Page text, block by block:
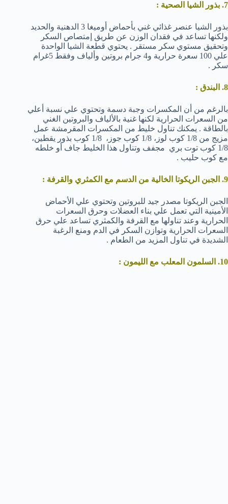
7. بذور الشيا الصحية :
بذور الشيا عنصر غذائي غني بأحماض أوميغا 3 الدهنية والحديد
ولكنها تساعد في فقدان الوزن عن طريق إمتصاص السكر
وتحقيق مستوي سكر مستقر . يحتوي قطعة الشيا الواحدة
علي 100 سعرة حرارية و4 جرام بروتين وألياف وفقط 5غرام
سكر .
8. البندق :
بالرغم من أن المكسرات وجبة دسمة وتحتوي علي نسبة أعلي
من السعرات الحرارية لكنها غنية بالألياف والبروتين الغني
بالطاقة . يمكنك تناول خليط من المكسرات المقرمشة عمل
مزيج من 1/8 كوب لوز، 1/8 كوب جوز، 1/8 كوب بذور يقطين،
1/8 كوب توت بري مجفف وتناول هذا الخليط جاف أو خلطه
مع كوب حليب .
9. الجبن الريكوتا الخالية من الدسم مع الكمثري والقرفة :
الجبن الريكوتا مصدر جيد للبروتين وتحتوي علي الأحماض
الأمينية التي تعمل علي بناء العضلات وحرق السعرات
الحرارية وعند تناولها مع القرفة والكمثري تساعد علي حرق
السعرات الحرارية وتوازن السكر في الدم ومنع الرغبة
الشديدة في تناول المزيد من الطعام .
10. السلمون المعلب مع الليمون :